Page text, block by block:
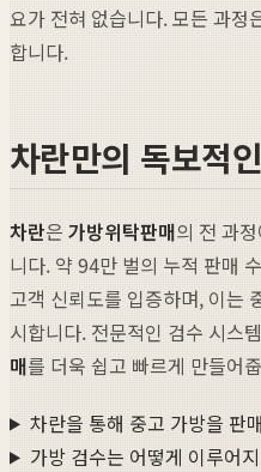
요가 전혀 없습니다. 모든 과정
합니다.
차란만의 독보적
차란은 가방위탁판매의 전 과
니다. 약 94만 벌의 누적 판매
고객 신뢰도를 입증하며, 이는
시합니다. 전문적인 검수 시스
매를 더욱 쉽고 빠르게 만들어
차란을 통해 중고 가방을 판
가방 검수는 어떻게 이루어